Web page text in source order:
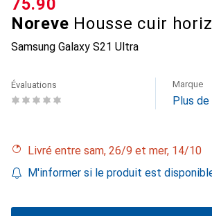
Noreve Housse cuir
Samsung Galaxy S21 Ultra
CHF
75.90
Évaluations Marque
Plus
Livré entre sam, 26/9 et mer, 14/10
M'informer si le produit est